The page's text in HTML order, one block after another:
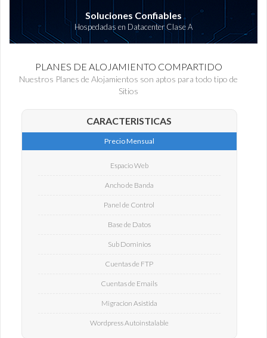
Soluciones Confiables
Hospedadas en Datacenter Clase A
PLANES DE ALOJAMIENTO COMPARTIDO
Nuestros Planes de Alojamientos son aptos para todo tipo de
Sitios
CARACTERISTICAS
Precio Mensual
Espacio Web
Ancho de Banda
Panel de Control
Base de Datos
Sub Dominios
Cuentas de FTP
Cuentas de Emails
Migracion Asistida
Wordpress Autoinstalable